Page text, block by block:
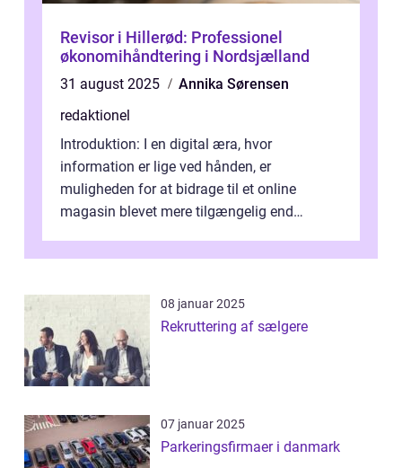
Revisor i Hillerød: Professionel
økonomihåndtering i Nordsjælland
31 august 2025
Annika Sørensen
redaktionel
Introduktion: I en digital æra, hvor
information er lige ved hånden, er
muligheden for at bidrage til et online
magasin blevet mere tilgængelig end
magas...
08 januar 2025
Rekruttering af sælgere
07 januar 2025
Parkeringsfirmaer i danmark